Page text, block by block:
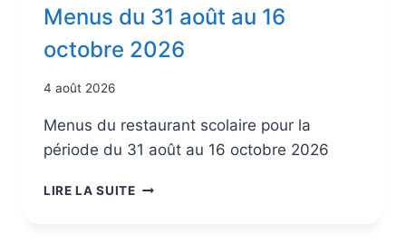
Menus du 31 août au 16
octobre 2026
4 août 2026
Menus du restaurant scolaire pour la
période du 31 août au 16 octobre 2026
LIRE LA SUITE